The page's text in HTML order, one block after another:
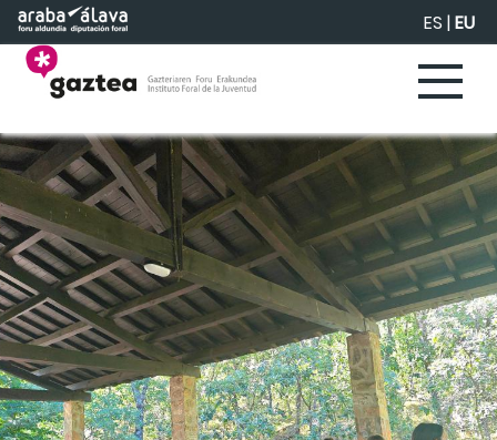
Eduki nagusira joan ES |EU